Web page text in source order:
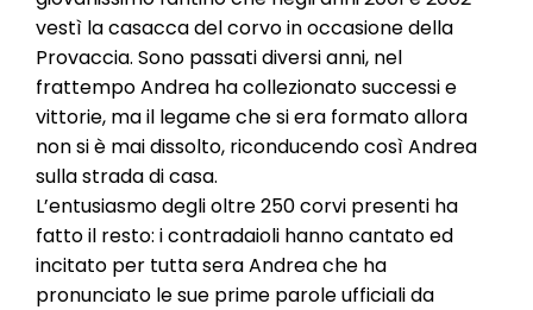
vestì la casacca del corvo in occasione della
Provaccia. Sono passati diversi anni, nel
frattempo Andrea ha collezionato successi e
vittorie, ma il legame che si era formato allora
non si è mai dissolto, riconducendo così Andrea
sulla strada di casa.
L’entusiasmo degli oltre 250 corvi presenti ha
fatto il resto: i contradaioli hanno cantato ed
incitato per tutta sera Andrea che ha
pronunciato le sue prime parole ufficiali da